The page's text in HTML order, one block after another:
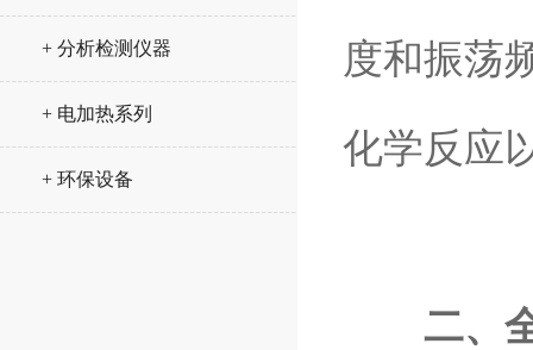
+ 分析检测仪器
+ 电加热系列
+ 环保设备
度和振荡
化学反应
二、